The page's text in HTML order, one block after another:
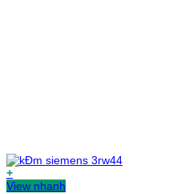
+
View nhanh